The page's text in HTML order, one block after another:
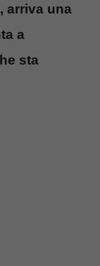
arriva una
a
sta